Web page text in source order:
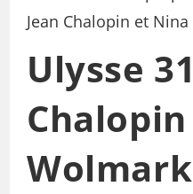
Ulysse
Wolmark